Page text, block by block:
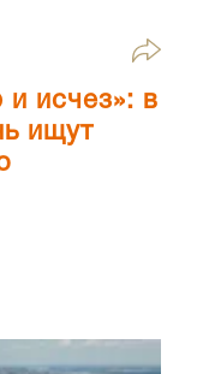
исчез»: в
ищут